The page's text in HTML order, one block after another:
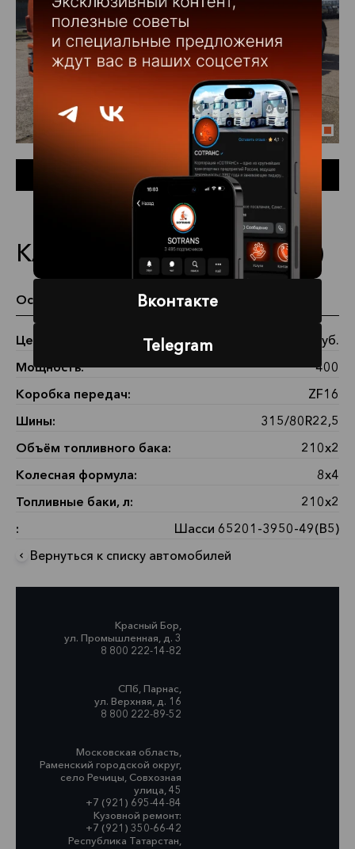
Заказать автомобиль
КАМАЗ 65201-3950-49(B5)
Основные характеристики
Цена:
5 710 800 руб.
Мощность:
400
Коробка передач:
ZF16
Шины:
315/80R22,5
Объём топливного бака:
210х2
Колесная формула:
8х4
Топливные баки, л:
210х2
:
Шасси 65201-3950-49(B5)
Вернуться к списку автомобилей
Красный Бор,
ул. Промышленная, д. 3
8 800 222-14-82
СПб, Парнас,
ул. Верхняя, д. 16
8 800 222-89-52
Московская область,
Раменский городской округ,
село Речицы, Совхозная
улица, 45
+7 (921) 695-44-84
Кузовной ремонт:
+7 (921) 350-66-42
Республика Татарстан,
Вконтакте
Telegram